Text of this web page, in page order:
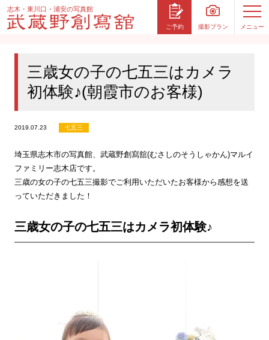
志木・東川口・浦安の写真館
ご予約 撮影プラン メニュー
三歳女の子の七五三はカメラ
初体験♪(朝霞市のお客様)
2019.07.23 七五三
埼玉県志木市の写真館、武蔵野創寫舘(むさしのそうしゃかん)マルイ
ファミリー志木店です。
三歳の女の子の七五三撮影でご利用いただいたお客様から感想を送
っていただきました！
三歳女の子の七五三はカメラ初体験♪